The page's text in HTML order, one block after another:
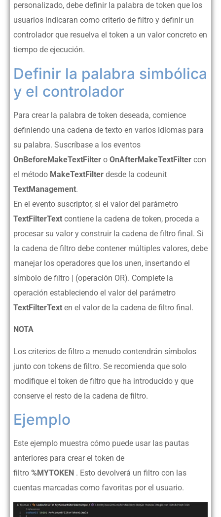
personalizado, debe definir la palabra de token que los
usuarios indicaran como criterio de filtro y definir un
controlador que resuelva el token a un valor concreto en
tiempo de ejecución.
Definir la palabra simbólica
y el controlador
Para crear la palabra de token deseada, comience
definiendo una cadena de texto en varios idiomas para
su palabra. Suscríbase a los eventos
OnBeforeMakeTextFilter o OnAfterMakeTextFilter con
el método MakeTextFilter desde la codeunit
TextManagement.
En el evento suscriptor, si el valor del parámetro
TextFilterText contiene la cadena de token, proceda a
procesar su valor y construir la cadena de filtro final. Si
la cadena de filtro debe contener múltiples valores, debe
manejar los operadores que los unen, insertando el
símbolo de filtro | (operación OR). Complete la
operación estableciendo el valor del parámetro
TextFilterText en el valor de la cadena de filtro final.
NOTA
Los criterios de filtro a menudo contendrán símbolos
junto con tokens de filtro. Se recomienda que solo
modifique el token de filtro que ha introducido y que
conserve el resto de la cadena de filtro.
Ejemplo
Este ejemplo muestra cómo puede usar las pautas
anteriores para crear el token de
filtro %MYTOKEN . Esto devolverá un filtro con las
cuentas marcadas como favoritas por el usuario.